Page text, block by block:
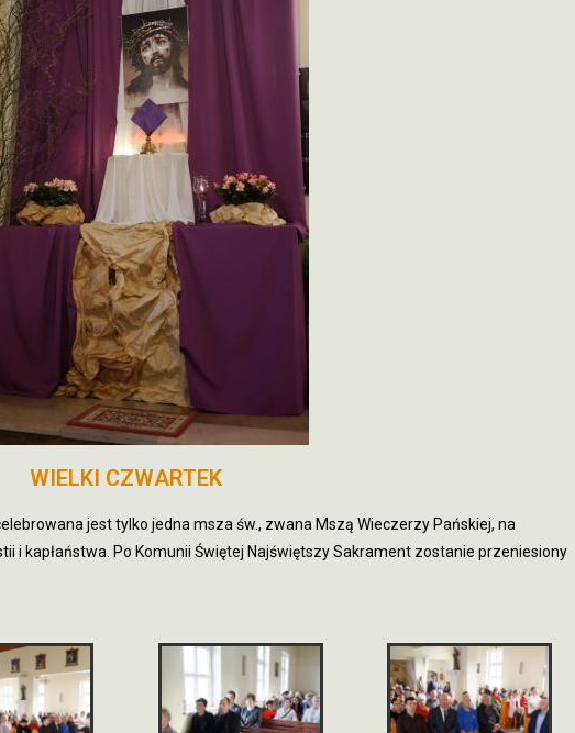
WIELKI CZWARTEK
jest tylko jedna msza św., zwana Mszą Wieczerzy Pańskiej, na
i kapłaństwa. Po Komunii Świętej Najświętszy Sakrament zostanie przeniesiony